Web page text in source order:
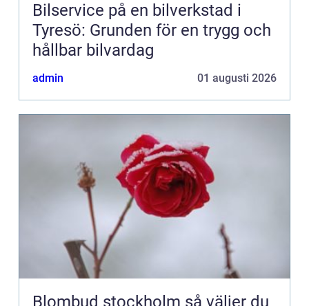
Bilservice på en bilverkstad i
Tyresö: Grunden för en trygg och
hållbar bilvardag
admin 01 augusti 2026
Blombud stockholm så väljer du